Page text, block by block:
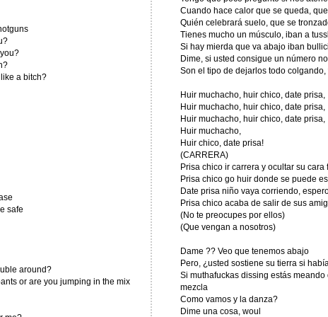
a bitch?
safe
around?
or are you jumping in the mix
Cuando hace calor que se queda,
Quién celebrará suelo, que se
Tienes mucho un músculo, iban a
Si hay mierda que va abajo iban
Dime, si usted consigue un número
Son el tipo de dejarlos todo
Huir muchacho, huir chico, date prisa,
Huir muchacho, huir chico, date prisa,
Huir muchacho, huir chico, date prisa,
Huir muchacho,
Huir chico, date prisa!
(CARRERA)
Prisa chico ir carrera y ocultar su cara
Prisa chico go huir donde se puede
Date prisa niño vaya corriendo,
Prisa chico acaba de salir de sus
(No te preocupes por ellos)
(Que vengan a nosotros)
Dame ?? Veo que tenemos abajo
Pero, ¿usted sostiene su tierra si
Si muthafuckas dissing estás
mezcla
Como vamos y la danza?
Dime una cosa, woul